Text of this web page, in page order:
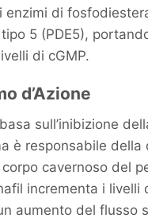
enzimi di
5 (PDE5),
di cGMP.
d’Azione
sull’inibizione
è responsabile della
cavernoso del
incrementa i livelli
aumento del flusso